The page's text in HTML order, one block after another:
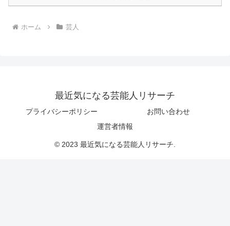
ホーム 芸人
最近気になる芸能人リサーチ
プライバシーポリシー
お問い合わせ
運営者情報
© 2023 最近気になる芸能人リサーチ.